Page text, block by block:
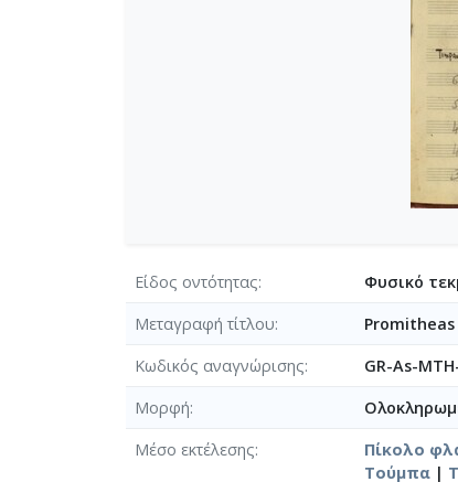
[Φάκελος] GR-As-MTH-
[Φάκελος] GR-As-MTH-
[Φάκελος] GR-As-MTH-
[Φάκελος] GR-As-MTH-
[Φάκελος] GR-As-MTH-
[Φάκελος] GR-As-MTH-
[Φάκελος] GR-As-MTH-
[Φάκελος] GR-As-MTH-
[Φάκελος] GR-As-MTH-
[Φάκελος] GR-As-MTH-
[Φάκελος] GR-As-MTH-
[Φάκελος] GR-As-MTH-
[Φάκελος] GR-As-MTH-
[Υπο-Φάκελος] GR-As-
Είδος οντότητας
Φυσικό
Μεταγραφή τίτλου
Κωδικός αναγνώρισης
GR-As-
Μορφή
Μέσο εκτέλεσης
Πίκολο
Τούμπα |